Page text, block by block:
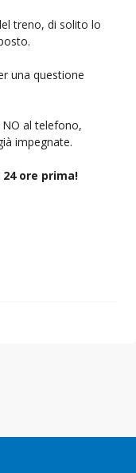
treno, di solito lo
una questione
al telefono,
impegnate.
24 ore prima!